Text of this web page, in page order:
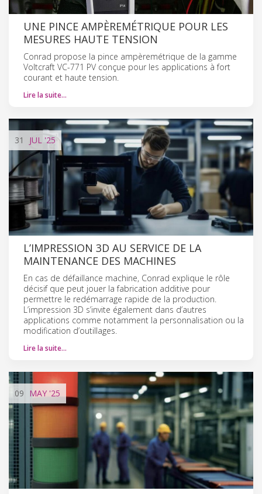
UNE PINCE AMPÈREMÉTRIQUE POUR LES
MESURES HAUTE TENSION
Conrad propose la pince ampèremétrique de la gamme
Voltcraft VC-771 PV conçue pour les applications à fort
courant et haute tension.
Lire la suite…
31 JUL '25
L’IMPRESSION 3D AU SERVICE DE LA
MAINTENANCE DES MACHINES
En cas de défaillance machine, Conrad explique le rôle
décisif que peut jouer la fabrication additive pour
permettre le redémarrage rapide de la production.
L’impression 3D s’invite également dans d’autres
applications comme notamment la personnalisation ou la
modification d’outillages.
Lire la suite…
09 MAY '25